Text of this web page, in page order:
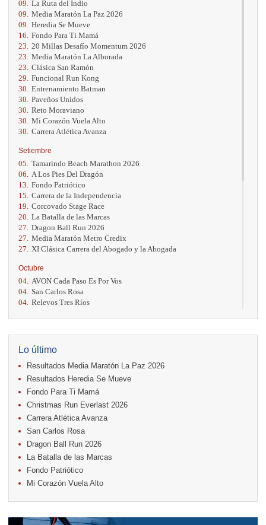
09. La Ruta del Indio
09. Media Maratón La Paz 2026
09. Heredia Se Mueve
16. Fondo Para Ti Mamá
23. 20 Millas Desafío Momentum 2026
23. Media Maratón La Alborada
23. Clásica San Ramón
29. Funcional Run Kong
30. Entrenamiento Batman
30. Paveños Unidos
30. Reto Moraviano
30. Mi Corazón Vuela Alto
30. Carrera Atlética Avanza
Setiembre
05. Tamarindo Beach Marathon 2026
06.
A Los Pies Del Dragón
13. Fondo Patriótico
15. Carrera de la Independencia
19. Corcovado Stage Race
20. La Batalla de las Marcas
27. Dragon Ball Run 2026
27. Media Maratón Metro Credix
27.
XI Clásica Carrera del Abogado y la Abogada
Octubre
04. AVON Cada Paso Es Por Vos
04. San Carlos Rosa
04. Relevos Tres Ríos
17. Caribe Paradise Run
18.
Casa Turire Trail Run
18. Warriors Run Circuit
18. Samsung Jacó Beach Half Marathon 2026
25. KRun by Under Armour
25.
Run Alajuela
Noviembre
08. Lindora Run
15. Entre Pan y Rosas
Diciembre
06. Trail Vulcania 2026
12. Media Maratón Puntarenas 2026
Lo último
Resultados Media Maratón La Paz 2026
Resultados Heredia Se Mueve
Fondo Para Ti Mamá
Christmas Run Everlast 2026
Carrera Atlética Avanza
San Carlos Rosa
Dragon Ball Run 2026
La Batalla de las Marcas
Fondo Patriótico
Mi Corazón Vuela Alto